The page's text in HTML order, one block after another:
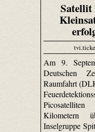
Satellit
Am 9.
Deutschen
Raumfahrt
Kilometern
Inselgruppe